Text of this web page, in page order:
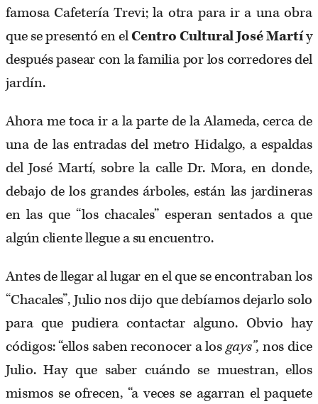
famosa Cafetería Trevi; la otra para ir a una obra
que se presentó en elCentro Cultural José Martíy
después pasear con la familia por los corredores del
jardín.
Ahora me toca ir a la parte de la Alameda, cerca de
una de las entradas del metro Hidalgo, a espaldas
del José Martí, sobre la calle Dr. Mora, en donde,
debajo de los grandes árboles, están las jardineras
en las que “los chacales” esperan sentados a que
algún cliente llegue a su encuentro.
Antes de llegar al lugar en el que se encontraban los
“Chacales”, Julio nos dijo que debíamos dejarlo solo
para que pudiera contactar alguno. Obvio hay
códigos: “ellos saben reconocer a losgays”, nos dice
Julio. Hay que saber cuándo se muestran, ellos
mismos se ofrecen, “a veces se agarran el paquete